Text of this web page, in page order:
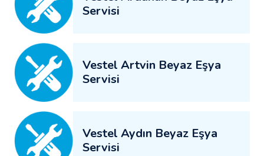
Servisi
Vestel Artvin Beyaz Eşya
Servisi
Vestel Aydın Beyaz Eşya
Servisi